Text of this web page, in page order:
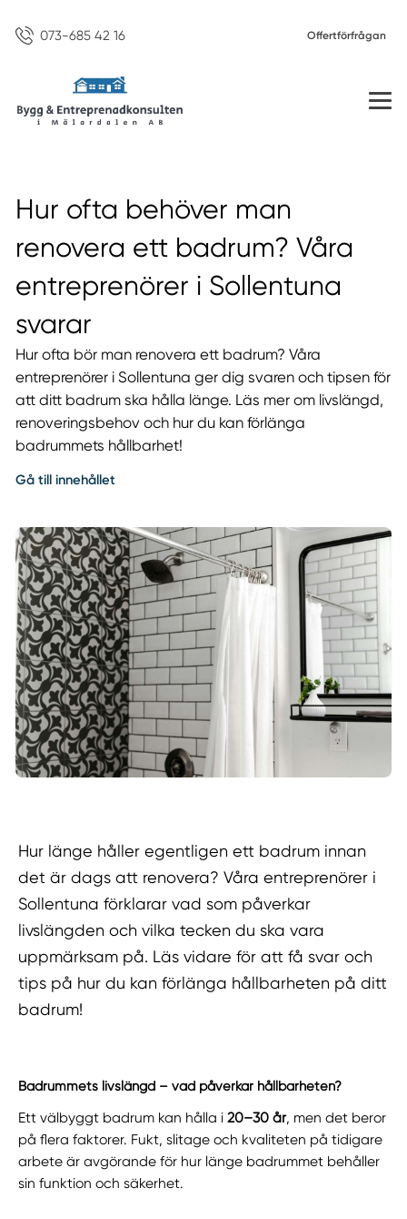
073-685 42 16 Offertförfrågan
Hur ofta behöver man
renovera ett badrum? Våra
entreprenörer i Sollentuna
svarar
Hur ofta bör man renovera ett badrum? Våra
entreprenörer i Sollentuna ger dig svaren och tipsen för
att ditt badrum ska hålla länge. Läs mer om livslängd,
renoveringsbehov och hur du kan förlänga
badrummets hållbarhet!
Gå till innehållet
Hur länge håller egentligen ett badrum innan
det är dags att renovera? Våra entreprenörer i
Sollentuna förklarar vad som påverkar
livslängden och vilka tecken du ska vara
uppmärksam på. Läs vidare för att få svar och
tips på hur du kan förlänga hållbarheten på ditt
badrum!
Badrummets livslängd – vad påverkar hållbarheten?
Ett välbyggt badrum kan hålla i20–30 år, men det beror
på flera faktorer. Fukt, slitage och kvaliteten på tidigare
arbete är avgörande för hur länge badrummet behåller
sin funktion och säkerhet.